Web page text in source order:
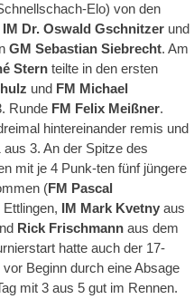
Elo) von den
IM Dr. Oswald Gschnitzer und
GM Sebastian Siebrecht. Am
Stern teilte in den ersten
und FM Michael
Runde FM Felix Meißner.
hintereinander remis und
3. An der Spitze des
mit je 4 Punk-ten fünf jüngere
(FM Pascal
Ettlingen, IM Mark Kvetny aus
Rick Frischmann aus dem
hatte auch der 17-
Beginn durch eine Absage
mit 3 aus 5 gut im Rennen.